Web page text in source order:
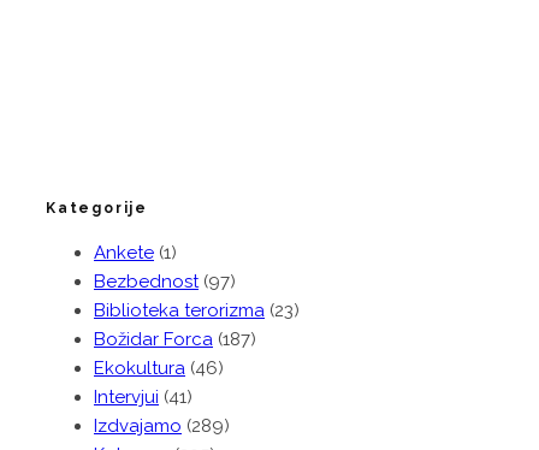
Kategorije
Ankete (1)
Bezbednost(97)
Biblioteka terorizma (23)
Božidar Forca (187)
Ekokultura (46)
Intervjui (41)
Izdvajamo (289)